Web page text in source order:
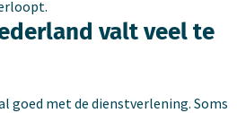
valt veel te
goed met de dienstverlening. Soms